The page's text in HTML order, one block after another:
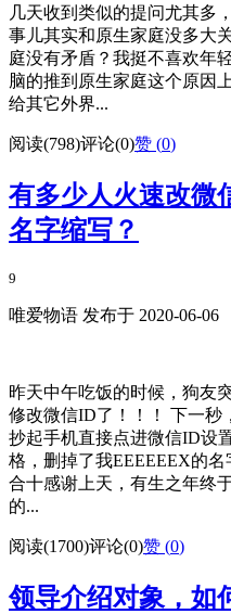
几天收到类似的提问尤其多
事儿其实和原生家庭没多大
庭没有矛盾？我挺不喜欢年
脑的推到原生家庭这个原因
给其它外界...
阅读(798)评论(0)赞 (0)
有多少人火速改微
名字缩写？
9
唯爱物语 发布于 2020-06-06
昨天中午吃饭的时候，狗友
修改微信ID了！！！ 下一秒
抄起手机直接点进微信ID设
格，删掉了我EEEEEEX的
合十感谢上天，有生之年终
的...
阅读(1700)评论(0)赞 (0)
领导介绍对象，如